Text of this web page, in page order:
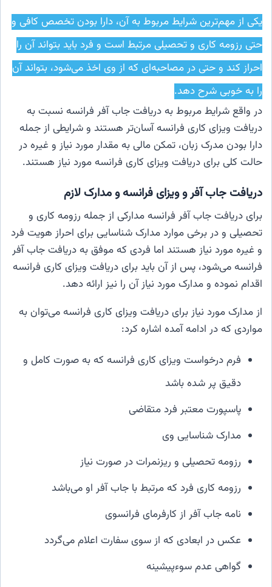
یکی از مهم‌ترین شرایط مربوط به آن، دارا بودن تخصص کافی و
حتی رزومه کاری و تحصیلی مرتبط است و فرد باید بتواند آن را
احراز کند و حتی در مصاحبه‌ای که از وی اخذ می‌شود، بتواند آن
را به خوبی شرح دهد.
در واقع شرایط مربوط به دریافت جاب آفر فرانسه نسبت به
دریافت ویزای کاری فرانسه آسان‌تر هستند و شرایطی از جمله
دارا بودن مدرک زبان، تمکن مالی به مقدار مورد نیاز و غیره در
حالت کلی برای دریافت ویزای کاری فرانسه مورد نیاز هستند.
دریافت جاب آفر و ویزای فرانسه و مدارک لازم
برای دریافت جاب آفر فرانسه مدارکی از جمله رزومه کاری و
تحصیلی و در برخی موارد مدارک شناسایی برای احراز هویت فرد
و غیره مورد نیاز هستند اما فردی که موفق به دریافت جاب آفر
فرانسه می‌شود، پس از آن باید برای دریافت ویزای کاری فرانسه
اقدام نموده و مدارک مورد نیاز آن را نیز ارائه دهد.
از مدارک مورد نیاز برای دریافت ویزای کاری فرانسه می‌توان به
مواردی که در ادامه آمده اشاره کرد:
فرم درخواست ویزای کاری فرانسه که به صورت کامل و
دقیق پر شده باشد
پاسپورت معتبر فرد متقاضی
مدارک شناسایی وی
رزومه تحصیلی و ریزنمرات در صورت نیاز
رزومه کاری فرد که مرتبط با جاب آفر او می‌باشد
نامه جاب آفر از کارفرمای فرانسوی
عکس در ابعادی که از سوی سفارت اعلام می‌گردد
گواهی عدم سوءپیشینه